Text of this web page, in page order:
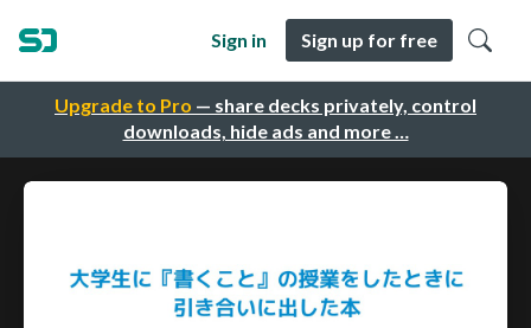
Upgrade to Pro — share decks privately, control
downloads, hide ads and more …
Sign in Sign up for free